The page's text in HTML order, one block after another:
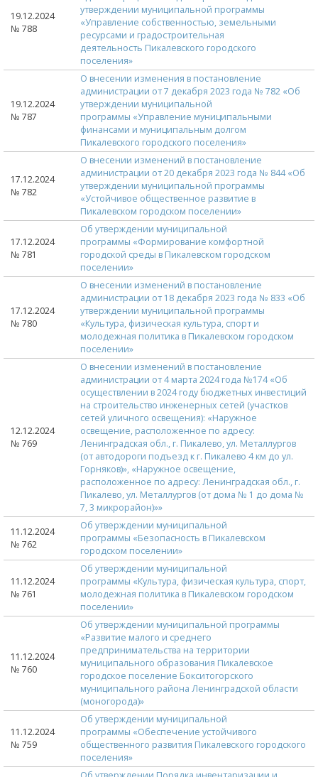
19.12.2024
№ 788
утверждении муниципальной программы
«Управление собственностью, земельными
ресурсами и градостроительная
деятельность Пикалевского городского
поселения»
19.12.2024
№ 787
О внесении изменения в постановление
администрации от 7 декабря 2023 года № 782 «Об
утверждении муниципальной
программы «Управление муниципальными
финансами и муниципальным долгом
Пикалевского городского поселения»
17.12.2024
№ 782
О внесении изменений в постановление
администрации от 20 декабря 2023 года № 844 «Об
утверждении муниципальной программы
«Устойчивое общественное развитие в
Пикалевском городском поселении»
17.12.2024
№ 781
Об утверждении муниципальной
программы «Формирование комфортной
городской среды в Пикалевском городском
поселении»
17.12.2024
№ 780
О внесении изменений в постановление
администрации от 18 декабря 2023 года № 833 «Об
утверждении муниципальной программы
«Культура, физическая культура, спорт и
молодежная политика в Пикалевском городском
поселении»
12.12.2024
№ 769
О внесении изменений в постановление
администрации от 4 марта 2024 года №174 «Об
осуществлении в 2024 году бюджетных инвестиций
на строительство инженерных сетей (участков
сетей уличного освещения): «Наружное
освещение, расположенное по адресу:
Ленинградская обл., г. Пикалево, ул. Металлургов
(от автодороги подъезд к г. Пикалево 4 км до ул.
Горняков)», «Наружное освещение,
расположенное по адресу: Ленинградская обл., г.
Пикалево, ул. Металлургов (от дома № 1 до дома №
7, 3 микрорайон)»»
11.12.2024
№ 762
Об утверждении муниципальной
программы «Безопасность в Пикалевском
городском поселении»
11.12.2024
№ 761
Об утверждении муниципальной
программы «Культура, физическая культура, спорт,
молодежная политика в Пикалевском городском
поселении»
11.12.2024
№ 760
Об утверждении муниципальной программы
«Развитие малого и среднего
предпринимательства на территории
муниципального образования Пикалевское
городское поселение Бокситогорского
муниципального района Ленинградской области
(моногорода)»
11.12.2024
№ 759
Об утверждении муниципальной
программы «Обеспечение устойчивого
общественного развития Пикалевского городского
поселения»